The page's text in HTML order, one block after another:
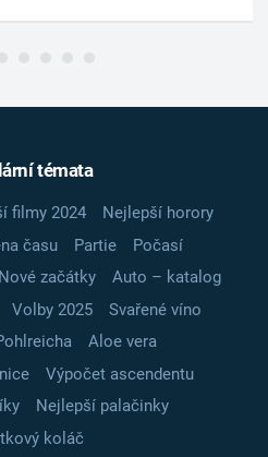
témata
filmy 2024
Nejlepší horory
času Partie
Počasí
začátky
Auto – katalog
Volby 2025
Svařené víno
Aloe vera
Výpočet ascendentu
Nejlepší palačinky
koláč